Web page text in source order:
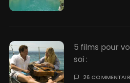
5 films pour
soi :
26